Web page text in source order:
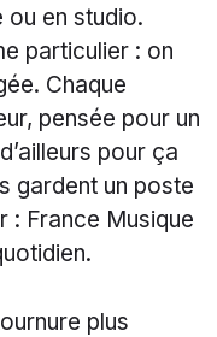
ou en studio.
particulier : on
Chaque
pensée pour un
pour ça
gardent un poste
: France Musique
plus